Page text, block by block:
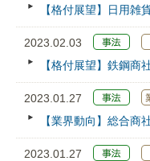
【格付展望】日用雑
2023.02.03
【格付展望】鉄鋼商
2023.01.27
【業界動向】総合
2023.01.27